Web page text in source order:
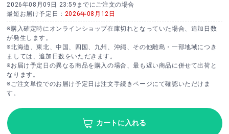
2026年08月09日 23:59までにご注文の場合
最短お届け予定日： 2026年08月12日
※購入確定時にオンラインショップ在庫切れとなっていた場合、追加日数
が発生します。
※北海道、東北、中国、四国、九州、沖縄、その他離島・一部地域につき
ましては、追加日数をいただきます。
※お届け予定日の異なる商品を購入の場合、最も遅い商品に併せて出荷と
なります。
※ご注文単位でのお届け予定日は注文手続きページにて確認いただけま
す。
カートに入れる